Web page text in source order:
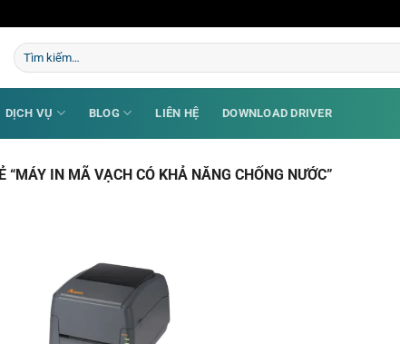
Tìm
kiếm:
DỊCH VỤ BLOG LIÊN HỆ DOWNLOAD DRIVER
IN MÃ VẠCH CÓ KHẢ NĂNG CHỐNG NƯỚC”